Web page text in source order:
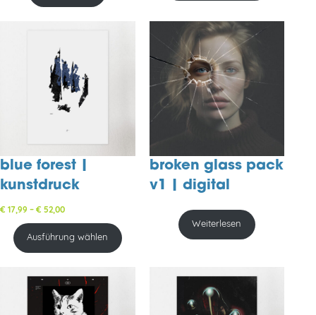
blue forest |
kunstdruck
€ 17,99 – € 52,00Preisspanne:
€ 17,99
bis
Ausführung wählen
broken glass pack
v1 | digital
Weiterlesen